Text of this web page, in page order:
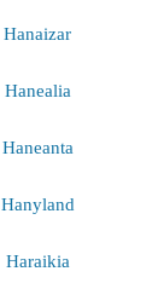
Hanaizar
Hanealia
Haneanta
Hanyland
Haraikia